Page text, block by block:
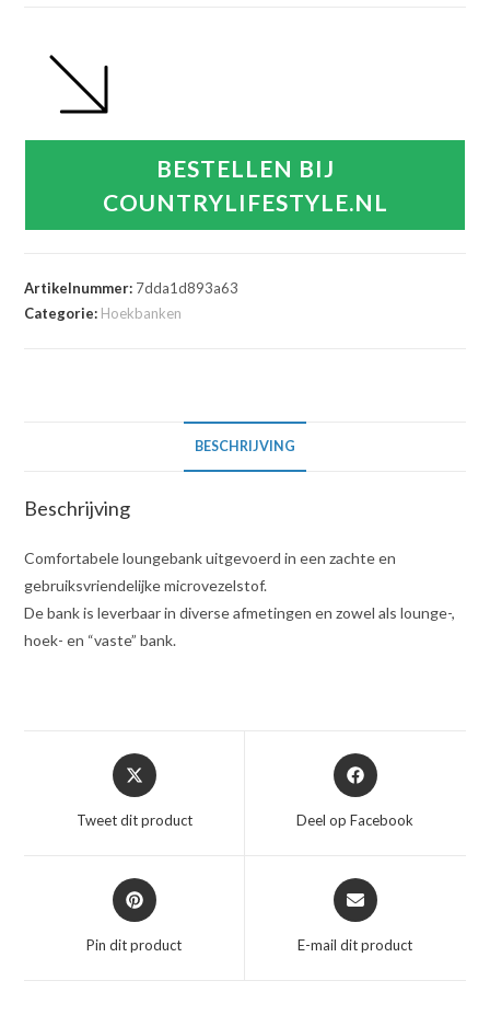
BESTELLEN BIJ
COUNTRYLIFESTYLE.NL
Artikelnummer: 7dda1d893a63
Categorie: Hoekbanken
BESCHRIJVING
Beschrijving
Comfortabele loungebank uitgevoerd in een zachte en
gebruiksvriendelijke microvezelstof.
De bank is leverbaar in diverse afmetingen en zowel als lounge-,
hoek- en “vaste” bank.
Opent
in
nieuw
Tweet dit product
Opent
in
nieuw
Deel op Facebook
Opent
in
nieuw
Pin dit product
Opent
in
nieuw
E-mail dit product